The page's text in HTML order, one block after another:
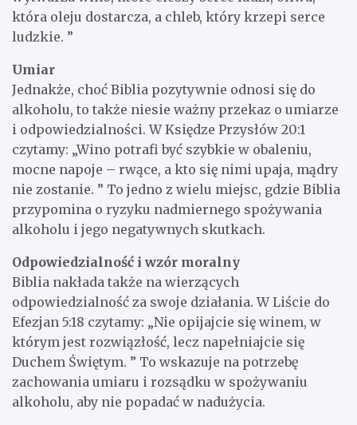
która oleju dostarcza, a chleb, który krzepi serce
ludzkie. ”
Umiar
Jednakże, choć Biblia pozytywnie odnosi się do
alkoholu, to także niesie ważny przekaz o umiarze
i odpowiedzialności. W Księdze Przysłów 20:1
czytamy: „Wino potrafi być szybkie w obaleniu,
mocne napoje – rwące, a kto się nimi upaja, mądry
nie zostanie. ” To jedno z wielu miejsc, gdzie Biblia
przypomina o ryzyku nadmiernego spożywania
alkoholu i jego negatywnych skutkach.
Odpowiedzialność i wzór moralny
Biblia nakłada także na wierzących
odpowiedzialność za swoje działania. W Liście do
Efezjan 5:18 czytamy: „Nie opijajcie się winem, w
którym jest rozwiązłość, lecz napełniajcie się
Duchem Świętym. ” To wskazuje na potrzebę
zachowania umiaru i rozsądku w spożywaniu
alkoholu, aby nie popadać w nadużycia.